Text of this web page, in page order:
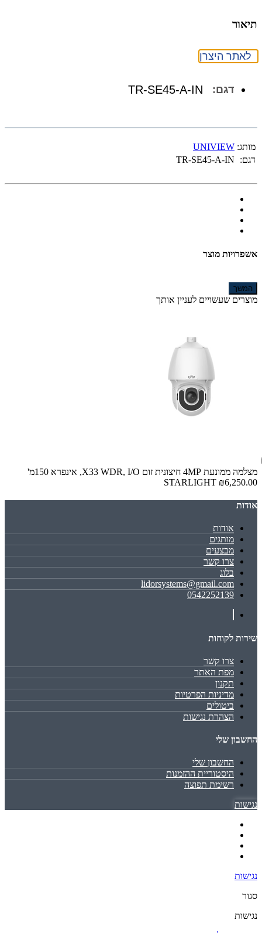
תיאור
לאתר היצרן
דגם:
מותג: UNIVIEW
דגם:
TR-SE45-A-IN
אשפרויות מוצר
המשך
מוצרים שעשויים לעניין אותך
מצלמה ממונעת 4MP חיצונית זום X33 WDR, I/O, אינפרא 150מ'
STARLIGHT ₪6,250.00
אודות
אודות
מותגים
מבצעים
צרו קשר
בלוג
lidorsystems@gmail.com
0542252139
שירות לקוחות
צרו קשר
מפת האתר
תקנון
מדיניות הפרטיות
ביטולים
הצהרת נגישות
החשבון שלי
החשבון שלי
היסטוריית ההזמנות
רשימת תפוצה
נגישות
נגישות
סגור
נגישות